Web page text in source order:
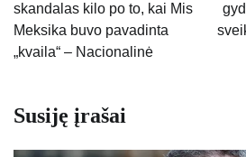
įrašų
skandalas kilo po to, kai Mis
Meksika buvo pavadinta
„kvaila“ – Nacionalinė
Susiję įrašai